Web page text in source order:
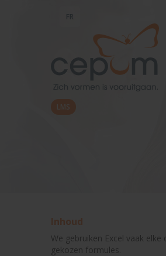
FR
LMS
Inhoud
We gebruiken Excel vaak
gekozen formules.